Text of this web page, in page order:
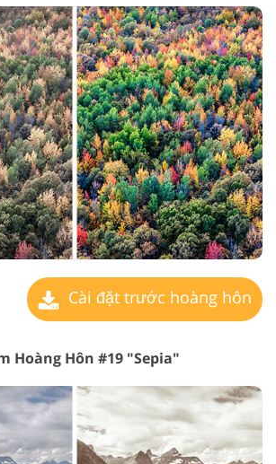
Cài đặt trước hoàng hôn
Hoàng Hôn #19 "Sepia"